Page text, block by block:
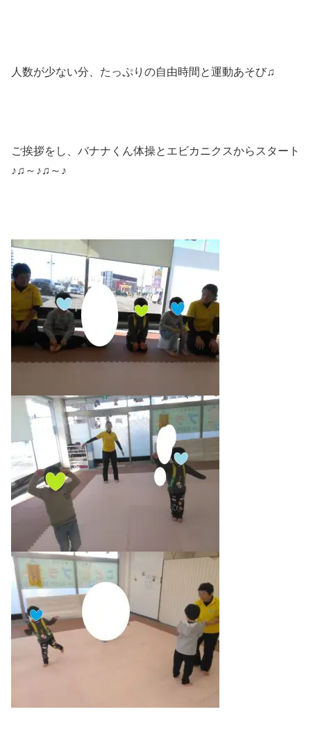
人数が少ない分、たっぷりの自由時間と運動あそび♫
ご挨拶をし、バナナくん体操とエビカニクスからスタート
♪♫～♪♫～♪